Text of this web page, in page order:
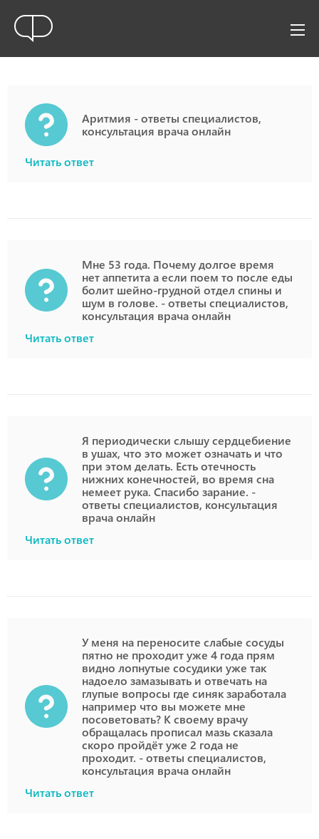
Аритмия - ответы специалистов,
консультация врача онлайн
Читать ответ
Мне 53 года. Почему долгое время
нет аппетита а если поем то после еды
болит шейно-грудной отдел спины и
шум в голове. - ответы специалистов,
консультация врача онлайн
Читать ответ
Я периодически слышу сердцебиение
в ушах, что это может означать и что
при этом делать. Есть отечность
нижних конечностей, во время сна
немеет рука. Спасибо зарание. -
ответы специалистов, консультация
врача онлайн
Читать ответ
У меня на переносите слабые сосуды
пятно не проходит уже 4 года прям
видно лопнутые сосудики уже так
надоело замазывать и отвечать на
глупые вопросы где синяк заработала
например что вы можете мне
посоветовать? К своему врачу
обращалась прописал мазь сказала
скоро пройдёт уже 2 года не
проходит. - ответы специалистов,
консультация врача онлайн
Читать ответ